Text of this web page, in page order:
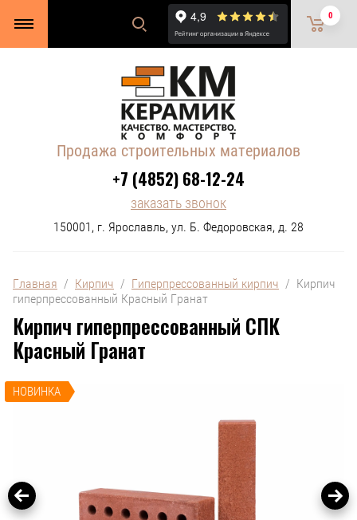
0
Продажа строительных материалов
+7 (4852) 68-12-24
заказать звонок
150001, г. Ярославль, ул. Б. Федоровская, д. 28
Главная
  /
Кирпич
  /
Гиперпрессованный кирпич
  /  Кирпич
гиперпрессованный Красный Гранат
Кирпич гиперпрессованный СПК
Красный Гранат
НОВИНКА